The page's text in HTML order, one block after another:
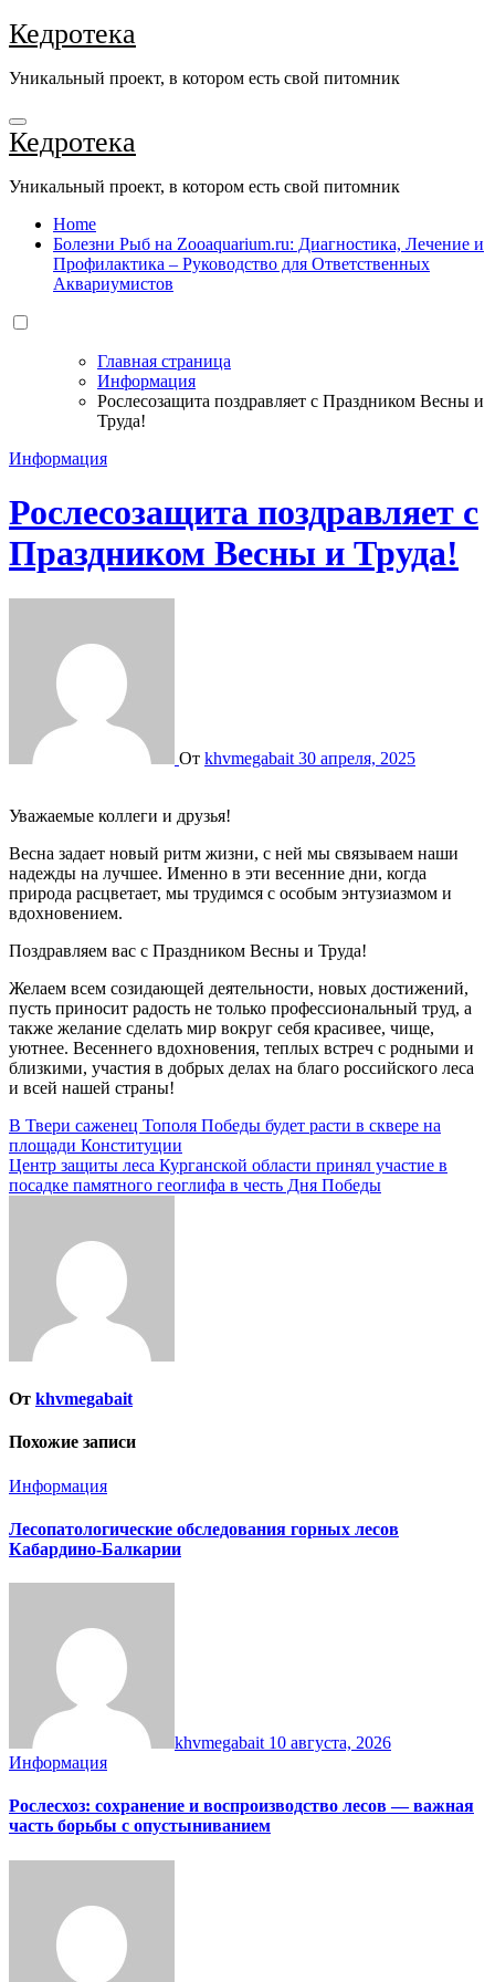
Перейти
к
Кедротека
Уникальный проект, в котором есть свой питомник
Кедротека
Уникальный проект, в котором есть свой питомник
Home
Болезни Рыб на Zooaquarium.ru: Диагностика, Лечение и
Профилактика – Руководство для Ответственных
Аквариумистов
Главная страница
Информация
Рослесозащита поздравляет с Праздником Весны и
Труда!
Информация
Рослесозащита поздравляет с
Праздником Весны и Труда!
От khvmegabait 30 апреля, 2025
Уважаемые коллеги и друзья!
Весна задает новый ритм жизни, с ней мы связываем наши
надежды на лучшее. Именно в эти весенние дни, когда
природа расцветает, мы трудимся с особым энтузиазмом и
вдохновением.
Поздравляем вас с Праздником Весны и Труда!
Желаем всем созидающей деятельности, новых достижений,
пусть приносит радость не только профессиональный труд, а
также желание сделать мир вокруг себя красивее, чище,
уютнее. Весеннего вдохновения, теплых встреч с родными и
близкими, участия в добрых делах на благо российского леса
и всей нашей страны!
Навигация
по
записям
В Твери саженец Тополя Победы будет расти в сквере на
площади Конституции
Центр защиты леса Курганской области принял участие в
посадке памятного геоглифа в честь Дня Победы
От khvmegabait
Похожие записи
Информация
Лесопатологические обследования горных лесов
Кабардино-Балкарии
khvmegabait 10 августа, 2026
Информация
Рослесхоз: сохранение и воспроизводство лесов — важная
часть борьбы с опустыниванием